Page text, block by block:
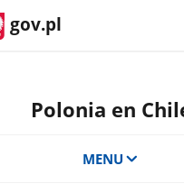
gov.pl
Polonia en
MENU